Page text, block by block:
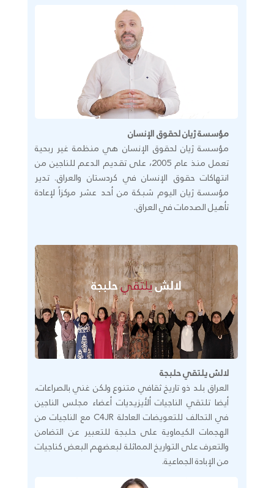
مؤسسة ژيان لحقوق الإنسان
مؤسسة ژيان لحقوق الإنسان هي منظمة غير ربحية
تعمل منذ عام 2005، على تقديم الدعم للناجين من
انتهاكات حقوق الإنسان في كردستان والعراق. تدير
مؤسسة ژيان اليوم شبكة من أحد عشر مركزاً لإعادة
تأهيل الصدمات في العراق.
لالش يلتقي حلبجة
العراق بلد ذو تاريخ ثقافي متنوع ولكن غني بالصراعات،
أيضا تلتقي الناجيات ألأيزيديات أعضاء مجلس الناجين
في التحالف للتعويضات العادلة C4JR مع الناجيات من
الهجمات الكيماوية على حلبجة للتعبير عن التضامن
والتعرف على التواريخ المماثلة لبعضهم البعض كناجيات
من الإبادة الجماعية.